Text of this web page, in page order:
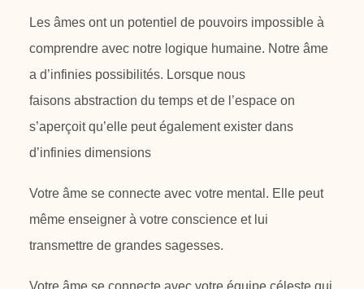
Les âmes ont un potentiel de pouvoirs impossible à
comprendre avec notre logique humaine. Notre âme
a d’infinies possibilités. Lorsque nous
faisons abstraction du temps et de l’espace on
s’aperçoit qu’elle peut égalementexister dans
d’infinies dimensions
Votre âme se connecte avec votre mental. Elle peut
même enseigner à votre conscience et lui
transmettre de grandes sagesses.
Votre âme se connecte avec votre équipe céleste qui